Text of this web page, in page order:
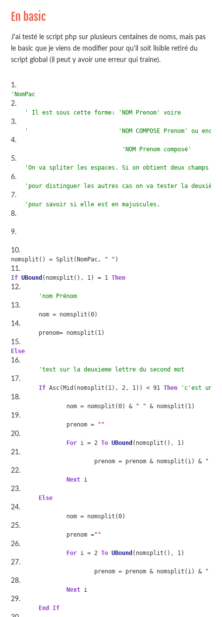
En basic
J'ai testé le script php sur plusieurs centaines de noms, mais pas
le basic que je viens de modifier pour qu'il soit lisible retiré du
script global (il peut y avoir une erreur qui traine).
'NomPac
' Il est sous cette forme: 'NOM Prenom' voire
'                          'NOM COMPOSE Prenom' ou
'NOM Prenom composé'
'On va spliter les espaces. Si on obtient deux champs
'pour distinguer les autres cas on va tester la
'pour savoir si elle est en majuscules.
nomsplit() = Split(NomPac, " " )
If UBound (nomsplit(), 1) = 1 Then
'nom Prénom
	nom = nomsplit(0)
	prenom= nomsplit(1)
Else
'test sur la deuxieme lettre du second mot
If Asc(Mid(nomsplit(1), 2, 1)) < 91 Then 'c'est une
		nom = nomsplit(0) &
" " & nomsplit(1)
		prenom =
""
For i = 2 To UBound (nomsplit(), 1)
			prenom = prenom & nomsplit(i) &
" "
Next i
Else
		nom = nomsplit(0)
		prenom =
""
For i = 2 To UBound (nomsplit(), 1)
			prenom = prenom & nomsplit(i) &
" "
Next i
End If